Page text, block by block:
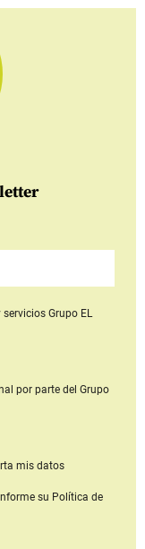
serviciosGrupo EL
por parte del Grupo
mis datos
su Política de